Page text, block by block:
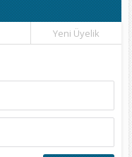
Yeni Üyelik